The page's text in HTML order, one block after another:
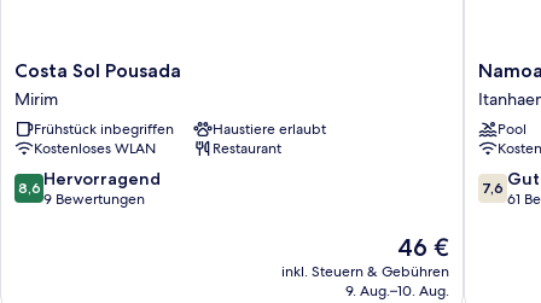
Costa
Sol
Pousada
Mirim
Costa Sol Pousada
Mirim
Frühstück inbegriffen
Haustiere erlaubt
Kostenloses WLAN
Restaurant
8.6
von
8,6 Hervorragend
9 Bewertungen
Der
Preis
beträgt
46 €
inkl. Steuern & Gebühren
9. Aug.–10. Aug.
Namoa
Hotel
Centro
Pool
7.6
von
7,6 Gut
61